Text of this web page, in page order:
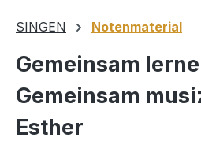
SINGEN Notenmaterial
Gemeinsam
Gemeinsam
Esther